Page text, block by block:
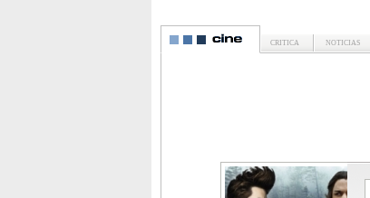
CRITICA NOTICIAS